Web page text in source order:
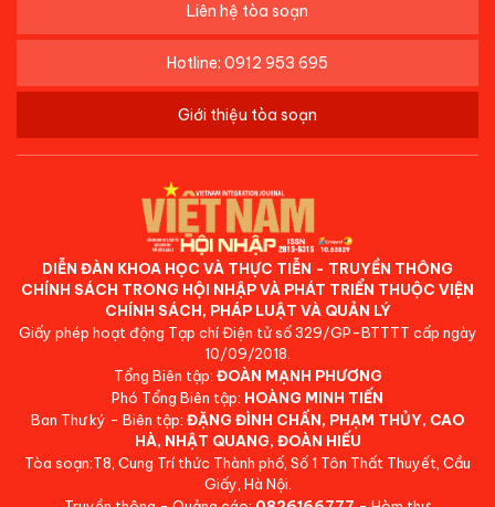
Liên hệ tòa soạn
Hotline: 0912 953 695
Giới thiệu tòa soạn
DIỄN ĐÀN KHOA HỌC VÀ THỰC TIỄN - TRUYỀN THÔNG
CHÍNH SÁCH TRONG HỘI NHẬP VÀ PHÁT TRIỂN THUỘC VIỆN
CHÍNH SÁCH, PHÁP LUẬT VÀ QUẢN LÝ
Giấy phép hoạt động Tạp chí Điện tử số 329/GP-BTTTT cấp ngày
10/09/2018.
Tổng Biên tập: ĐOÀN MẠNH PHƯƠNG
Phó Tổng Biên tập: HOÀNG MINH TIẾN
Ban Thư ký - Biên tập: ĐẶNG ĐÌNH CHẤN, PHẠM THỦY, CAO
HÀ, NHẬT QUANG, ĐOÀN HIẾU
Tòa soạn:T8, Cung Trí thức Thành phố, Số 1 Tôn Thất Thuyết, Cầu
Giấy, Hà Nội.